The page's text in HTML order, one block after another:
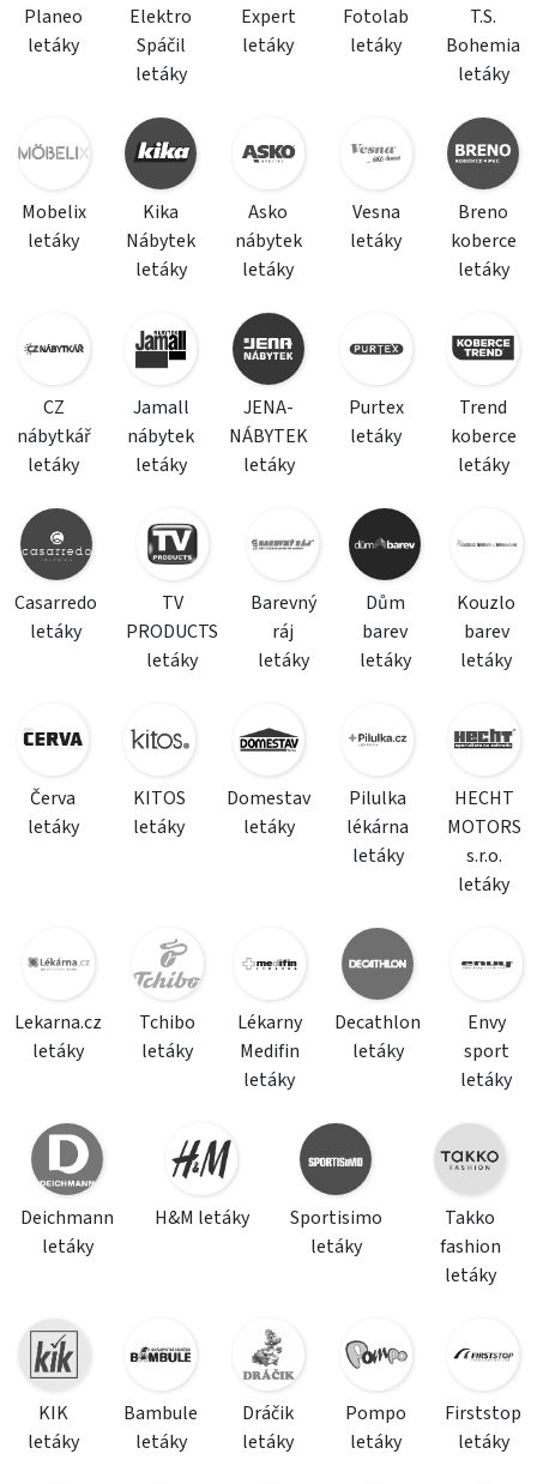
Planeo
letáky
Elektro
Spáčil
letáky
Expert
letáky
Fotolab
letáky
T.S.
Bohemia
letáky
Mobelix
letáky
Kika
Nábytek
letáky
Asko
nábytek
letáky
Vesna
letáky
Breno
koberce
letáky
CZ
nábytkář
letáky
Jamall
nábytek
letáky
JENA-
NÁBYTEK
letáky
Purtex
letáky
Trend
koberce
letáky
Casarredo
letáky
TV
PRODUCTS
letáky
Barevný
ráj
letáky
Dům
barev
letáky
Kouzlo
barev
letáky
Červa
letáky
KITOS
letáky
Domestav
letáky
Pilulka
lékárna
letáky
HECHT
MOTORS
s.r.o.
letáky
Lekarna.cz
letáky
Tchibo
letáky
Lékarny
Medifin
letáky
Decathlon
letáky
Envy
sport
letáky
Deichmann
letáky
H&M letáky
Sportisimo
letáky
Takko
fashion
letáky
KIK
letáky
Bambule
letáky
Dráčik
letáky
Pompo
letáky
Firststop
letáky